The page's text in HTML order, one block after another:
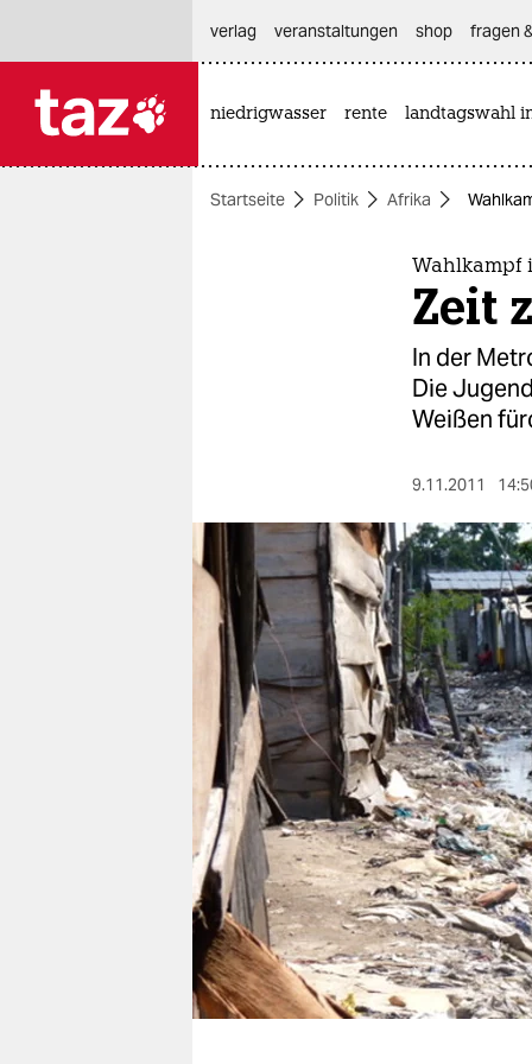
themen
berlin
nord
wahrheit
verlag
verlag
veranstaltungen
shop
fragen & hilfe
unterstützen
abo
genossenschaft
verlag
veranstaltungen shop fragen
niedrigwasser rente landtagswahl
Startseite Politik Afrika
Wahlkampf
Zeit
In der
Die
Weißen
9.11.2011